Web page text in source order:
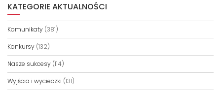
KATEGORIE AKTUALNOŚCI
Komunikaty (381)
Konkursy (132)
Nasze sukcesy (114)
Wyjścia i wycieczki (131)